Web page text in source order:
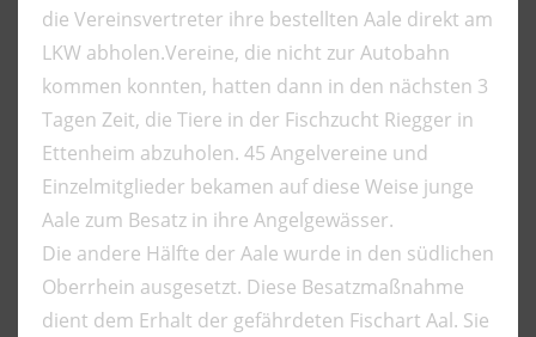
die Vereinsvertreter ihre bestellten Aale direkt am
LKW abholen.Vereine, die nicht zur Autobahn
kommen konnten, hatten dann in den nächsten 3
Tagen Zeit, die Tiere in der Fischzucht Riegger in
Ettenheim abzuholen. 45 Angelvereine und
Einzelmitglieder bekamen auf diese Weise junge
Aale zum Besatz in ihre Angelgewässer.
Die andere Hälfte der Aale wurde in den südlichen
Oberrhein ausgesetzt. Diese Besatzmaßnahme
dient dem Erhalt der gefährdeten Fischart Aal. Sie